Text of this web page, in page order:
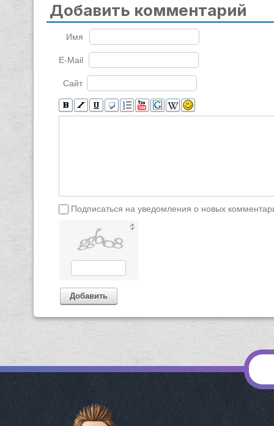
Добавить комментарий
Имя
E-Mail
Сайт
Подписаться на уведомления о новых
Добавить